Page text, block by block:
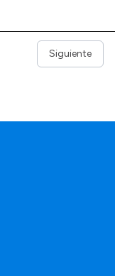
Siguiente